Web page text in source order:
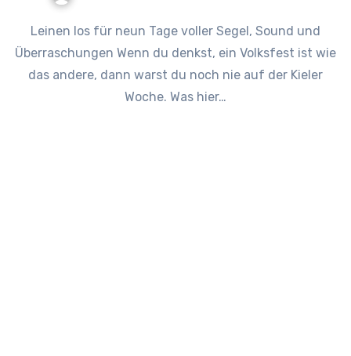
Leinen los für neun Tage voller Segel, Sound und
Überraschungen Wenn du denkst, ein Volksfest ist wie
das andere, dann warst du noch nie auf der Kieler
Woche. Was hier…